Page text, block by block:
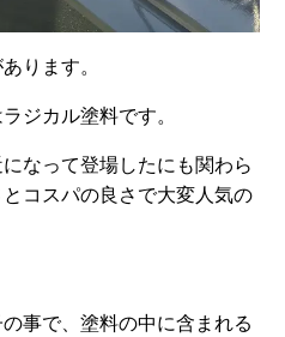
ります。
ジカル塗料です。
なって登場したにも関わら
コスパの良さで大変人気の
事で、塗料の中に含まれる